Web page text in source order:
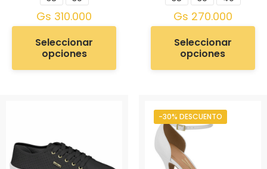
Gs 310.000
Seleccionar
opciones
Gs 270.000
Seleccionar
opciones
-30% DESCUENTO